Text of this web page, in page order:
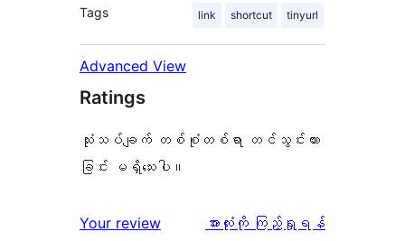
Tags link shortcut tinyurl
Advanced View
Ratings
သုံးသပ်ချက် တစ်စုံတစ်ရာ တင်သွင်းထား
ခြင်း မရှိသေးပါ။
Your review
သုံးသပ်
အားလုံးကို ကြည့်ရှုရန်